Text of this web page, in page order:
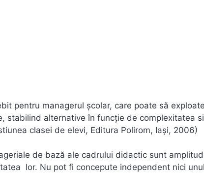
pentru managerul şcolar, care poate să
stabilind alternative în funcţie de complexitatea
clasei de elevi, Editura Polirom, Iaşi, 2006)
de bază ale cadrului didactic sunt
lor. Nu pot fi concepute independent nici